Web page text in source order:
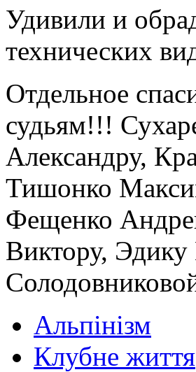
Удивили и
технических
Отдельное
судьям!!!
Александру,
Тишонко
Фещенко
Виктору,
Альпінізм
Клубне життя